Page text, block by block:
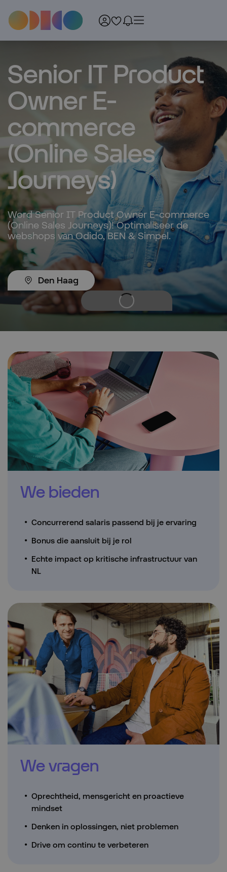
Menu
Senior IT Product
Owner E-
commerce
(Online Sales
Journeys)
Word Senior IT Product Owner E-commerce
(Online Sales Journeys)! Optimaliseer de
webshops van Odido, BEN & Simpel.
Den Haag
Solliciteer direct
We bieden
Concurrerend salaris passend bij je ervaring
Bonus die aansluit bij je rol
Echte impact op kritische infrastructuur van
NL
We vragen
Oprechtheid, mensgericht en proactieve
mindset
Denken in oplossingen, niet problemen
Drive om continu te verbeteren